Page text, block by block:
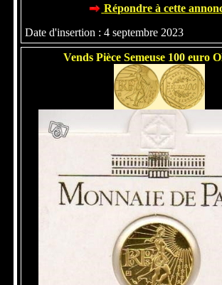
Répondre à cette
Date d'insertion : 4 septembre 2023
Vends Pièce Semeuse 100 euro